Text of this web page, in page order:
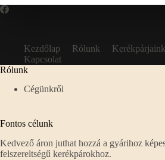
Kezdőlap Rólunk Kerékpárjaink
Kapcsolat
Rólunk
Cégünkről
Fontos célunk
Kedvező áron juthat hozzá a gyárihoz
felszereltségű kerékpárokhoz.